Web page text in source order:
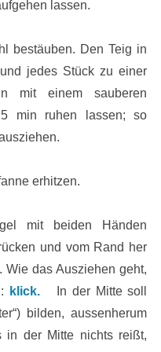
lassen.
bestäuben. Den Teig in
jedes Stück zu einer
mit einem sauberen
min ruhen lassen; so
erhitzen.
mit beiden Händen
und vom Rand her
Wie das Ausziehen geht,
klick.
In der Mitte soll
bilden, aussenherum
in der Mitte nichts reißt,